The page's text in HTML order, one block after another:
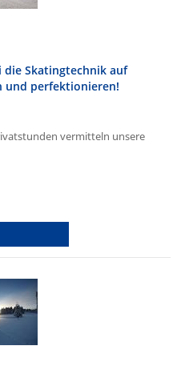
die Skatingtechnik auf
und perfektionieren!
vermitteln unsere